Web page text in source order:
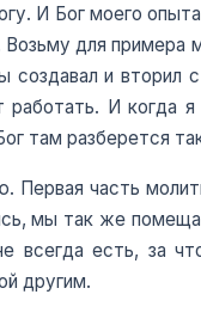
И Бог моего
для примера
и вторил
И когда
там разберется
Первая часть
мы так же
всегда есть, за
другим.